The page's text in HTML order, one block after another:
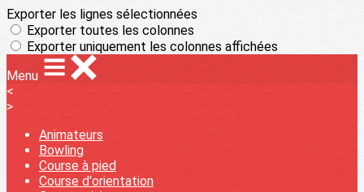
Exporter les lignes sélectionnées
Exporter toutes les colonnes
Exporter uniquement les colonnes affichées
Menu
<
>
Animateurs
Bowling
Course à pied
Course d'orientation